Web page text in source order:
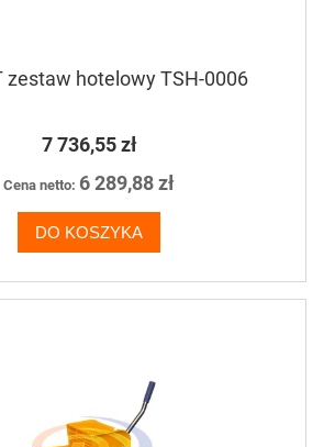
zestaw hotelowy TSH-0006
7 736,55 zł
Cena netto: 6 289,88 zł
DO KOSZYKA